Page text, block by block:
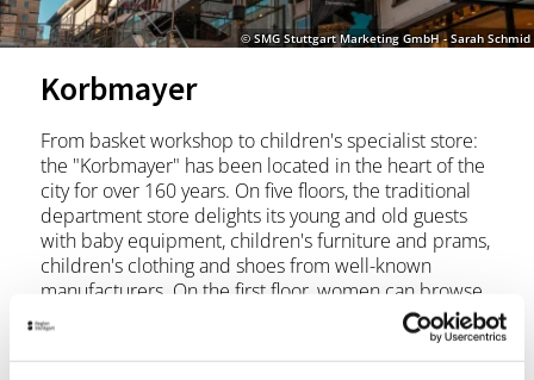
© SMG Stuttgart Marketing GmbH - Sarah Schmid
Korbmayer
From basket workshop to children's specialist store:
the "Korbmayer" has been located in the heart of the
city for over 160 years. On five floors, the traditional
department store delights its young and old guests
with baby equipment, children's furniture and prams,
children's clothing and shoes from well-known
manufacturers. On the first floor, women can browse
for fashion and selected favorites, while the baby and
kids departments offer everything for the little ones.
A nursing and changing room, children's toilet, play